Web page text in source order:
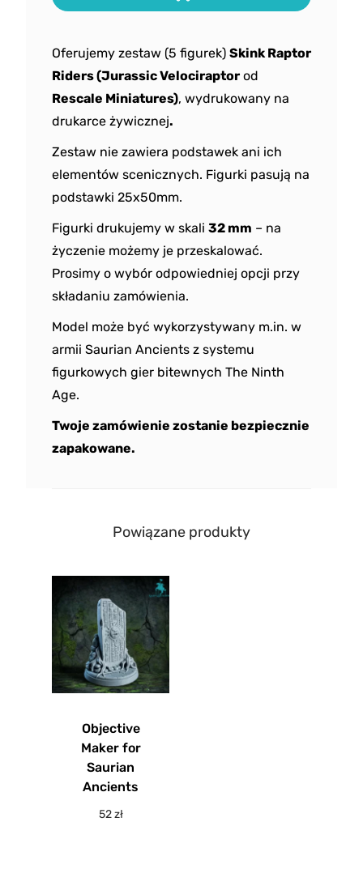
Oferujemy zestaw (5 figurek) Skink Raptor
Riders (Jurassic Velociraptor od
Rescale Miniatures), wydrukowany na
drukarce żywicznej.
Zestaw nie zawiera podstawek ani ich
elementów scenicznych. Figurki pasują na
podstawki 25x50mm.
Figurki drukujemy w skali 32 mm – na
życzenie możemy je przeskalować.
Prosimy o wybór odpowiedniej opcji przy
składaniu zamówienia.
Model może być wykorzystywany m.in. w
armii Saurian Ancients z systemu
figurkowych gier bitewnych The Ninth
Age.
Twoje zamówienie zostanie bezpiecznie
zapakowane.
Powiązane produkty
Objective
Maker for
Saurian
Ancients
52zł